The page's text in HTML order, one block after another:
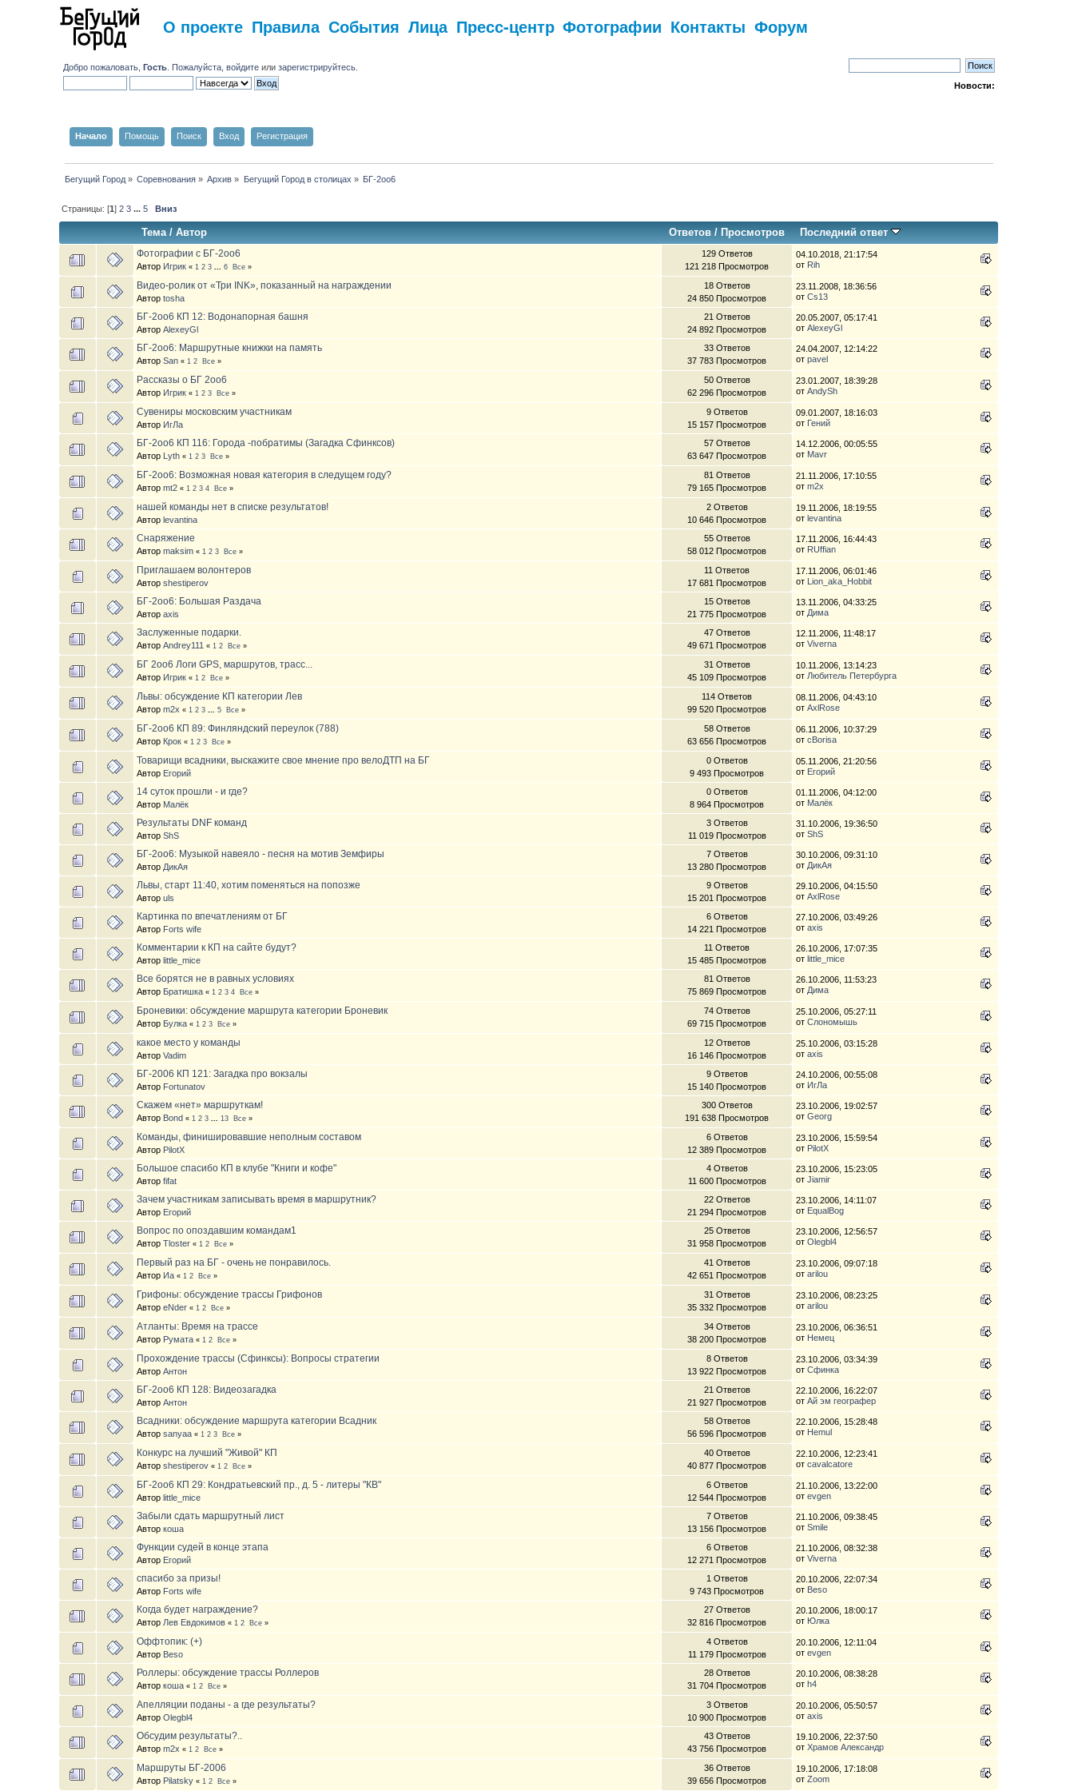
О проекте Правила События Лица Пресс-центр Фотографии Контакты Форум
Добро пожаловать,Гость . Пожалуйста,войдите илизарегистрируйтесь
Новости:
Начало Помощь Поиск Вход Регистрация
Бегущий Город» Соревнования» Архив » Бегущий Город в столицах » БГ-2оо6
Страницы: [1] 2 3 ... 5 Вниз
Тема/ Автор Ответов/ Просмотров Последний ответ
Фотографии с БГ-2оо6
Автор Игрик « 1 2 3 ...6 Все »
129 Ответов
121 218 Просмотров
04.10.2018, 21:17:54
от Rih
Видео-ролик от «Три INK», показанный на награждении
Авторtosha
18 Ответов
24 850 Просмотров
23.11.2008, 18:36:56
отCs13
БГ-2oo6 КП 12: Водонапорная башня
АвторAlexeyGl
21 Ответов
24 892 Просмотров
20.05.2007, 05:17:41
отAlexeyGl
БГ-2оо6: Маршрутные книжки на память
АвторSan « 1 2 Все »
33 Ответов
37 783 Просмотров
24.04.2007, 12:14:22
отpavel
Рассказы о БГ 2оо6
Автор Игрик « 1 2 3 Все »
50 Ответов
62 296 Просмотров
23.01.2007, 18:39:28
отAndySh
Сувениры московским участникам
Автор ИгЛа
9 Ответов
15 157 Просмотров
09.01.2007, 18:16:03
от Гений
БГ-2oo6 КП 116: Города -побратимы (Загадка Сфинксов)
Автор Lyth « 1 2 3 Все »
57 Ответов
63 647 Просмотров
14.12.2006, 00:05:55
от Mavr
БГ-2oo6: Возможная новая категория в следущем году?
Авторmt2 « 1 2 3 4 Все »
81 Ответов
79 165 Просмотров
21.11.2006, 17:10:55
отm2x
нашей команды нет в списке результатов!
Авторlevantina
2 Ответов
10 646 Просмотров
19.11.2006, 18:19:55
отlevantina
Снаряжение
Авторmaksim « 1 2 3 Все »
55 Ответов
58 012 Просмотров
17.11.2006, 16:44:43
от RUffian
Приглашаем волонтеров
Авторshestiperov
11 Ответов
17 681 Просмотров
17.11.2006, 06:01:46
от Lion_aka_Hobbit
БГ-2оо6: Большая Раздача
Авторaxis
15 Ответов
21 775 Просмотров
13.11.2006, 04:33:25
от Дима
Заслуженные подарки.
АвторAndrey111 « 1 2 Все »
47 Ответов
49 671 Просмотров
12.11.2006, 11:48:17
отViverna
БГ 2оо6 Логи GPS, маршрутов, трасс...
Автор Игрик « 1 2 Все »
31 Ответов
45 109 Просмотров
10.11.2006, 13:14:23
от Любитель Петербурга
Львы: обсуждение КП категории Лев
Авторm2x « 1 2 3 ...5 Все »
114 Ответов
99 520 Просмотров
08.11.2006, 04:43:10
отAxlRose
БГ-2oo6 КП 89: Финляндский переулок (788)
Автор Крок « 1 2 3 Все »
58 Ответов
63 656 Просмотров
06.11.2006, 10:37:29
отcBorisa
Товарищи всадники, выскажите свое мнение про велоДТП на БГ
Автор Егорий
0 Ответов
9 493 Просмотров
05.11.2006, 21:20:56
от Егорий
14 суток прошли - и где?
Автор Малёк
0 Ответов
8 964 Просмотров
01.11.2006, 04:12:00
от Малёк
Результаты DNF команд
АвторShS
3 Ответов
11 019 Просмотров
31.10.2006, 19:36:50
отShS
БГ-2oo6: Музыкой навеяло - песня на мотив Земфиры
Автор ДикАя
7 Ответов
13 280 Просмотров
30.10.2006, 09:31:10
от ДикАя
Львы, старт 11:40, хотим поменяться на попозже
Авторuls
9 Ответов
15 201 Просмотров
29.10.2006, 04:15:50
отAxlRose
Картинка по впечатлениям от БГ
Автор Forts wife
6 Ответов
14 221 Просмотров
27.10.2006, 03:49:26
отaxis
Комментарии к КП на сайте будут?
Авторlittle_mice
11 Ответов
15 485 Просмотров
26.10.2006, 17:07:35
отlittle_mice
Все борятся не в равных условиях
Автор Братишка « 1 2 3 4 Все »
81 Ответов
75 869 Просмотров
26.10.2006, 11:53:23
от Дима
Броневики: обсуждение маршрута категории Броневик
Автор Булка « 1 2 3 Все »
74 Ответов
69 715 Просмотров
25.10.2006, 05:27:11
отСлономышь
какое место у команды
АвторVadim
12 Ответов
16 146 Просмотров
25.10.2006, 03:15:28
отaxis
БГ-2006 КП 121: Загадка про вокзалы
Автор Fortunatov
9 Ответов
15 140 Просмотров
24.10.2006, 00:55:08
от ИгЛа
Скажем «нет» маршруткам!
Автор Bond « 1 2 3 13 Все »
300 Ответов
191 638 Просмотров
23.10.2006, 19:02:57
отGeorg
Команды, финишировавшие неполным составом
Автор PilotX
6 Ответов
12 389 Просмотров
23.10.2006, 15:59:54
от PilotX
Большое спасибо КП в клубе "Книги и кофе"
Авторfifat
4 Ответов
11 600 Просмотров
23.10.2006, 15:23:05
отJiamir
Зачем участникам записывать время в маршрутник?
Автор Егорий
22 Ответов
21 294 Просмотров
23.10.2006, 14:11:07
от EqualBog
Вопрос по опоздавшим командам1
АвторTloster « 1 2 Все »
25 Ответов
31 958 Просмотров
23.10.2006, 12:56:57
отOlegbl4
Первый раз на БГ - очень не понравилось.
Автор Иа « 1 2 Все »
41 Ответов
42 651 Просмотров
23.10.2006, 09:07:18
отarilou
Грифоны: обсуждение трассы Грифонов
АвторeNder « 1 2 Все »
31 Ответов
35 332 Просмотров
23.10.2006, 08:23:25
отarilou
Атланты: Время на трассе
Автор Румата « 1 2 Все »
34 Ответов
38 200 Просмотров
23.10.2006, 06:36:51
от Немец
Прохождение трассы (Сфинксы): Вопросы стратегии
АвторАнтон
8 Ответов
13 922 Просмотров
23.10.2006, 03:34:39
отСфинка
БГ-2oo6 КП 128: Видеозагадка
АвторАнтон
21 Ответов
21 927 Просмотров
22.10.2006, 16:22:07
отАй эм географер
Всадники: обсуждение маршрута категории Всадник
Авторsanyaa « 1 2 3 Все »
58 Ответов
56 596 Просмотров
22.10.2006, 15:28:48
от Hemul
Конкурс на лучший "Живой" КП
Авторshestiperov « 1 2 Все »
40 Ответов
40 877 Просмотров
22.10.2006, 12:23:41
отcavalcatore
БГ-2oo6 КП 29: Кондратьевский пр., д. 5 - литеры "КВ"
Авторlittle_mice
6 Ответов
12 544 Просмотров
21.10.2006, 13:22:00
отevgen
Забыли сдать маршрутный лист
Авторкоша
7 Ответов
13 156 Просмотров
21.10.2006, 09:38:45
отSmile
Функции судей в конце этапа
Автор Егорий
6 Ответов
12 271 Просмотров
21.10.2006, 08:32:38
отViverna
спасибо за призы!
Автор Forts wife
1 Ответов
9 743 Просмотров
20.10.2006, 22:07:34
от Beso
Когда будет награждение?
Автор Лев Евдокимов « 1 2 Все »
27 Ответов
32 816 Просмотров
20.10.2006, 18:00:17
от Юлка
Оффтопик: (+)
Автор Beso
4 Ответов
11 179 Просмотров
20.10.2006, 12:11:04
отevgen
Роллеры: обсуждение трассы Роллеров
Авторкоша « 1 2 Все »
28 Ответов
31 704 Просмотров
20.10.2006, 08:38:28
отh4
Апелляции поданы - а где результаты?
АвторOlegbl4
3 Ответов
10 900 Просмотров
20.10.2006, 05:50:57
отaxis
Обсудим результаты?..
Авторm2x « 1 2 Все »
43 Ответов
43 756 Просмотров
19.10.2006, 22:37:50
отХрамов Александр
Маршруты БГ-2006
Автор Pilatsky « 1 2 Все »
36 Ответов
39 656 Просмотров
19.10.2006, 17:18:08
отZoom